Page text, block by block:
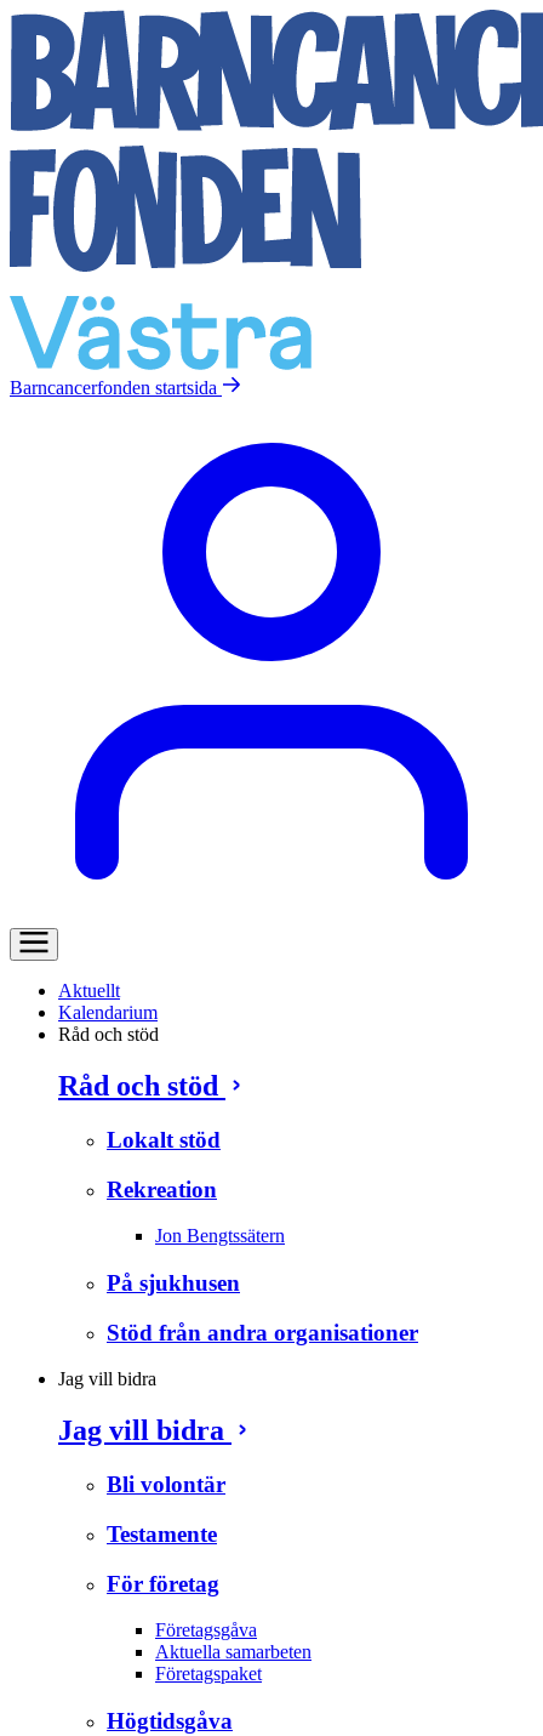
Barncancerfonden startsida
Aktuellt
Kalendarium
Råd och stöd
Råd och stöd
Lokalt stöd
Rekreation
Jon Bengtssätern
På sjukhusen
Stöd från andra organisationer
Jag vill bidra
Jag vill bidra
Bli volontär
Testamente
För företag
Företagsgåva
Aktuella samarbeten
Företagspaket
Högtidsgåva